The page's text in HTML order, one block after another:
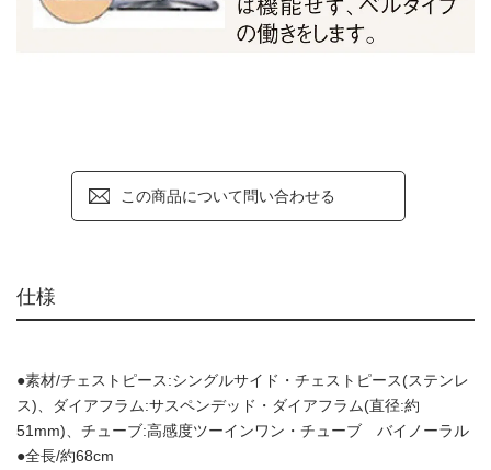
この商品について問い合わせる
仕様
●素材/チェストピース:シングルサイド・チェストピース(ステンレ
ス)、ダイアフラム:サスペンデッド・ダイアフラム(直径:約
51mm)、チューブ:高感度ツーインワン・チューブ バイノーラル
●全長/約68cm